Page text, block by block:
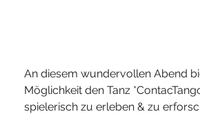
An diesem wundervollen Abend
Möglichkeit den Tanz
spielerisch zu erleben & zu